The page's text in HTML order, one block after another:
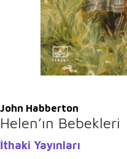
John Habberton
Helen’ın Bebekleri
İthaki Yayınları